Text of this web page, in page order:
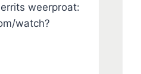
weerproat:
watch?